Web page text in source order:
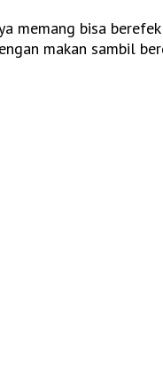
memang bisa
makan sambil